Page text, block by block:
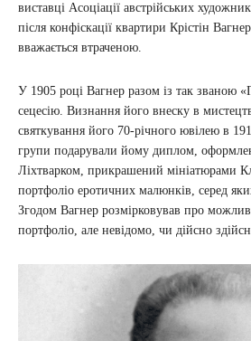
виставці Асоціації австрійських
після конфіскації квартири Крістін
вважається втраченою.
У 1905 році Вагнер разом із так званою
сецесію. Визнання його внеску в
святкування його 70-річного ювілею в
групи подарували йому диплом,
Ліхтварком, прикрашений мініатюрами
портфоліо еротичних малюнків, серед
Згодом Вагнер розмірковував про
портфоліо, але невідомо, чи дійсно